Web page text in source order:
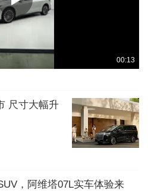
00:13
尺寸大幅升
，阿维塔07L实车体验来